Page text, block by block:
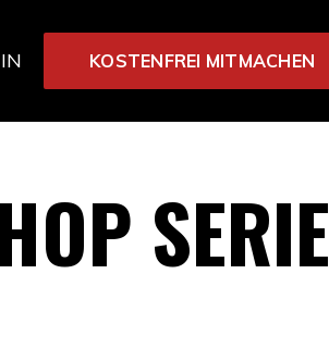
KOSTENFREI MITMACHEN
SERIE